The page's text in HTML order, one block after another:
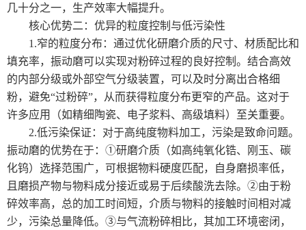
几十分之一，生产效率大幅提升。
核心优势二：优异的粒度控制与低污染性
1.窄的粒度分布：通过优化研磨介质的尺寸、材质配比和
填充率，振动磨可以实现对粉碎过程的良好控制。结合高效
的内部分级或外部空气分级装置，可以及时分离出合格细
粉，避免“过粉碎”，从而获得粒度分布更窄的产品。这对于
许多应用（如精细陶瓷、电子浆料、高级填料）至关重要。
2.低污染保证：对于高纯度物料加工，污染是致命问题。
振动磨的优势在于：①研磨介质（如高纯氧化锆、刚玉、碳
化钨）选择范围广，可根据物料硬度匹配，自身磨损率低，
且磨损产物与物料成分接近或易于后续酸洗去除。②由于粉
碎效率高，总的加工时间短，介质与物料的接触时间相对减
少，污染总量降低。③与气流粉碎相比，其加工环境密闭，